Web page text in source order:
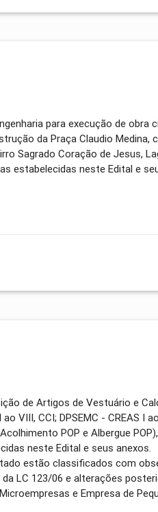
para execução de obra
da Praça Claudio Medina,
Sagrado Coração de Jesus,
estabelecidas neste Edital e
de Artigos de Vestuário e
VIII, CCI; DPSEMC - CREAS I
POP e Albergue
neste Edital e seus anexos.
estão classificados com
LC 123/06 e alterações
e Empresa de